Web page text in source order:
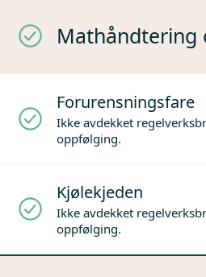
Mathåndtering
Forurensningsfare
Ikke avdekket
oppfølging.
Kjølekjeden
Ikke avdekket
oppfølging.